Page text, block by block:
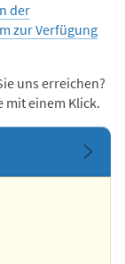
der
zur Verfügung
uns erreichen?
mit einem Klick.